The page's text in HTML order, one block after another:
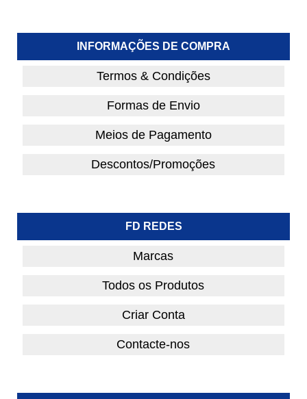
INFORMAÇÕES DE COMPRA
Termos & Condições
Formas de Envio
Meios de Pagamento
Descontos/Promoções
FD REDES
Marcas
Todos os Produtos
Criar Conta
Contacte-nos